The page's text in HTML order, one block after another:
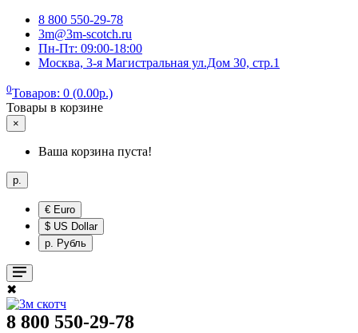
8 800 550-29-78
3m@3m-scotch.ru
Пн-Пт: 09:00-18:00
Москва, 3-я Магистральная ул.Дом 30, стр.1
0Товаров: 0 (0.00р.)
Товары в корзине
×
Ваша корзина пуста!
р.
€ Euro
$ US Dollar
р. Рубль
✖
8 800 550-29-78